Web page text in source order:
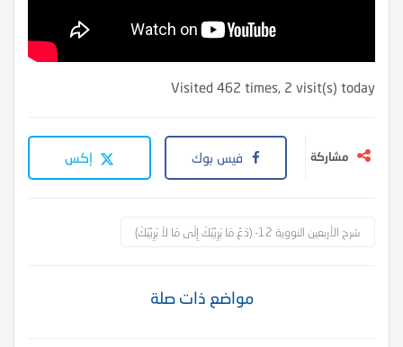
Visited 462 times, 2 visit(s) today
مشاركة فيس بوك إكس
شرح الأربعين النووية 12- (دَعْ مَا يَرِيْبُكَ إِلَى مَا لاَ يَرِيْبُكَ)
مواضع ذات صلة